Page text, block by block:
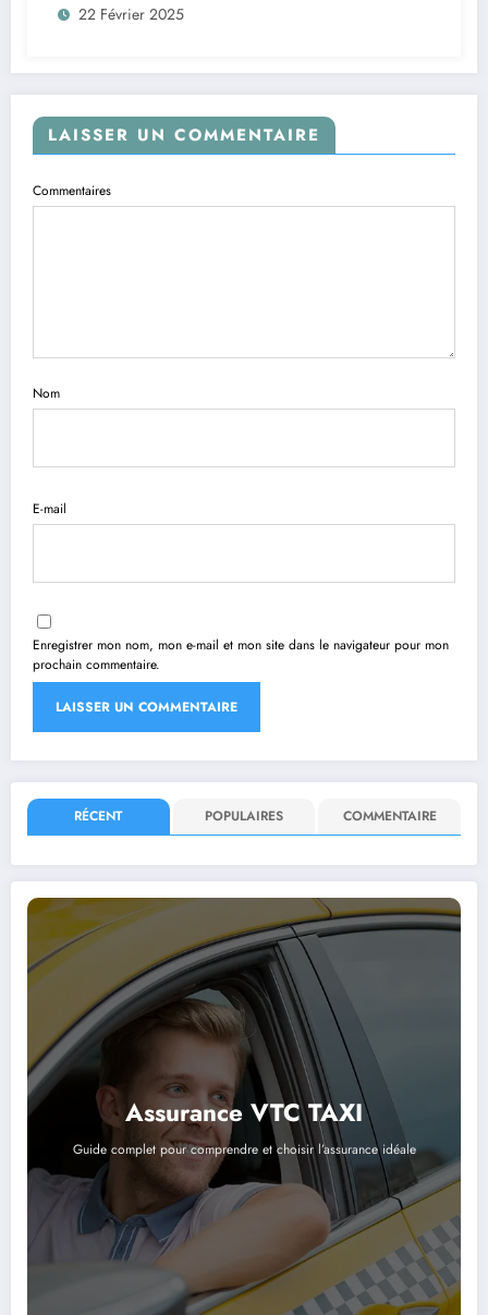
22 Février 2025
LAISSER UN COMMENTAIRE
Commentaires
Nom
E-mail
Enregistrer mon nom, mon e-mail et mon site dans le navigateur pour mon
prochain commentaire.
RÉCENT POPULAIRES COMMENTAIRE
Assurance VTC TAXI
Guide complet pour comprendre et choisir l’assurance idéale